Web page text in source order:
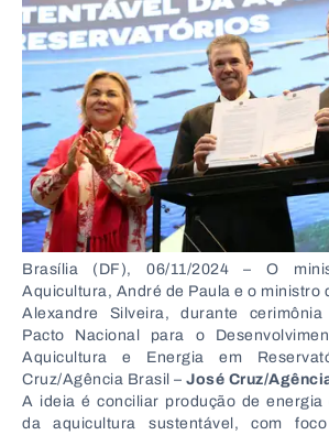
Brasília (DF), 06/11/2024 – O
Aquicultura, André de Paula e o ministro
Alexandre Silveira, durante
Pacto Nacional para o
Aquicultura e Energia em
Cruz/Agência Brasil – José Cruz/
A ideia é conciliar produção de energia
da aquicultura sustentável, com